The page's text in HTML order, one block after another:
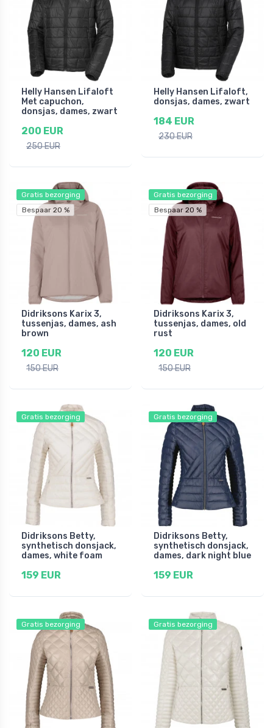
Helly Hansen Lifaloft
Met capuchon,
donsjas, dames, zwart
200 EUR
250 EUR
Helly Hansen Lifaloft,
donsjas, dames, zwart
184 EUR
230 EUR
Gratis bezorging
Bespaar 20 %
Didriksons Karix 3,
tussenjas, dames, ash
brown
120 EUR
150 EUR
Gratis bezorging
Bespaar 20 %
Didriksons Karix 3,
tussenjas, dames, old
rust
120 EUR
150 EUR
Gratis bezorging
Didriksons Betty,
synthetisch donsjack,
dames, white foam
159 EUR
Gratis bezorging
Didriksons Betty,
synthetisch donsjack,
dames, dark night blue
159 EUR
Gratis bezorging Gratis bezorging